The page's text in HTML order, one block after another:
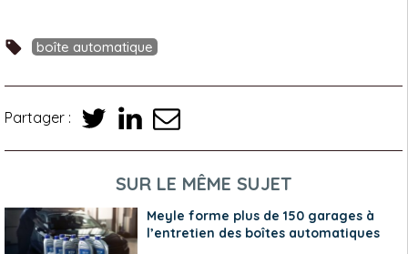
boîte automatique
Partager :
SUR LE MÊME SUJET
Meyle forme plus de 150 garages à
l’entretien des boîtes automatiques